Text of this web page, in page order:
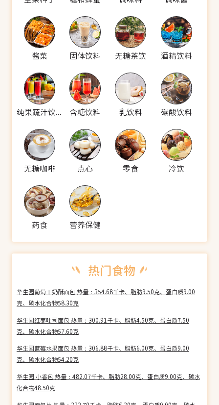
酱菜 固体饮料 无糖茶饮 酒精饮料
纯果蔬汁饮料 含糖饮料 乳饮料 碳酸饮料
无糖咖啡 点心 零食 冷饮
药食 营养保健
华生园葡萄干奶酥面包 热量：354.68千卡、脂肪9.50克、蛋白质9.00
克、碳水化合物58.30克
华生园红枣吐司面包 热量：300.91千卡、脂肪4.50克、蛋白质7.50
克、碳水化合物57.60克
华生园蓝莓水果面包 热量：306.88千卡、脂肪6.00克、蛋白质9.00
克、碳水化合物54.20克
华生园 小香包 热量：482.07千卡、脂肪28.00克、蛋白质9.00克、碳水
化合物48.50克